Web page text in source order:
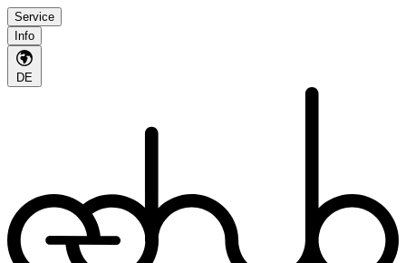
Service
Info
DE